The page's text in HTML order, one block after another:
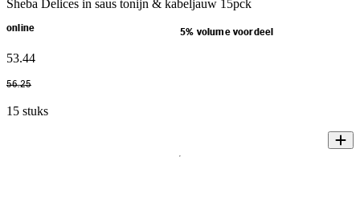
Sheba Delices in saus tonijn & kabeljauw 15pck
online 5% volume voordeel
53.44
56.25
15 stuks